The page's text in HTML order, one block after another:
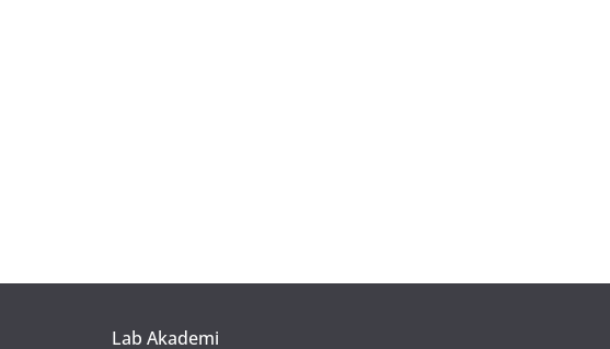
Lab Akademi